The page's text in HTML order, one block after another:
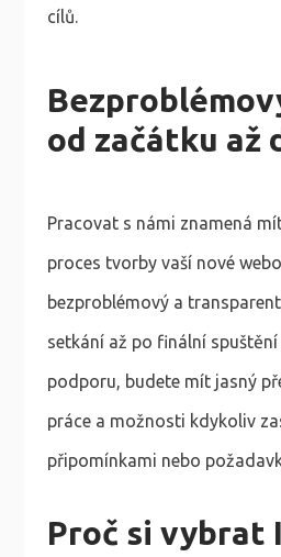
cílů.
od začátku až
Pracovat s námi znamená
proces tvorby vaší nové
bezproblémový a
setkání až po finální
podporu, budete mít jasný
práce a možnosti kdykoliv
připomínkami nebo
Proč si vybrat